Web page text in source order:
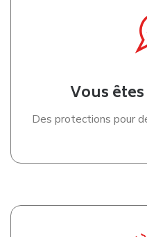
Vous
Des protections pour